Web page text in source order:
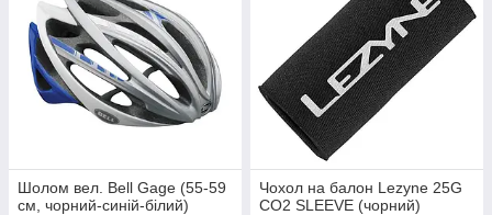
Шолом вел. Bell Gage (55-59
см, чорний-синій-білий)
Чохол на балон Lezyne 25G
CO2 SLEEVE (чорний)